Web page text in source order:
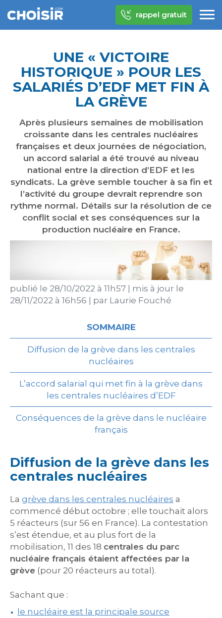
rappel gratuit
UNE « VICTOIRE
HISTORIQUE » POUR LES
SALARIÉS D’EDF MET FIN À
LA GRÈVE
Après plusieurs semaines de mobilisation
croissante dans les centrales nucléaires
françaises et deux journées de négociation,
un accord salarial a été trouvé au niveau
national entre la direction d’EDF et les
syndicats. La grève semble toucher à sa fin et
l’activité du groupe devrait reprendre son
rythme normal. Détails sur la résolution de ce
conflit social et ses conséquences sur la
production nucléaire en France.
publié le 28/10/2022 à 11h57
mis à jour le
28/11/2022 à 16h56
par Laurie Fouché
SOMMAIRE
Diffusion de la grève dans les centrales
nucléaires
L’accord salarial qui met fin à la grève dans
les centrales nucléaires d’EDF
Conséquences de la grève dans le nucléaire
français
Diffusion de la grève dans les
centrales nucléaires
La grève dans les centrales nucléaires a
commencé début octobre ; elle touchait alors
5 réacteurs (sur 56 en France). La contestation
s’est étendue, et au plus fort de la
mobilisation, 11 des 18 centrales du parc
nucléaire français étaient affectées par la
grève (pour 20 réacteurs au total).
Sachant que :
le nucléaire est la principale source